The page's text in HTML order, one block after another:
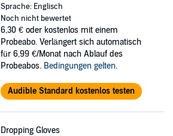
Sprache: Englisch
Noch nicht bewertet
6,30 € oder kostenlos mit einem
Probeabo. Verlängert sich automatisch
für 6,99 €/Monat nach Ablauf des
Probeabos. Bedingungen gelten.
Audible Standard kostenlos testen
Dropping Gloves